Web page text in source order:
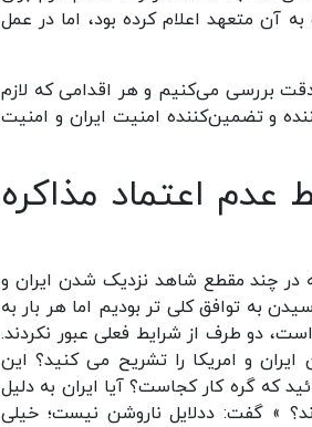
متعهد اعلام کرده بود، اما در عمل
دقت بررسی می‌کنیم و هر اقدامی که لازم
و تضمین‌کننده امنیت ایران و امنیت
اعتماد مذاکره
در چند مقطع شاهد نزدیک شدن ایران و
به توافق کلی تر بودیم اما هر بار به
دو طرف از شرایط فعلی عبور نکردند.
و امریکا را تشریح می کنید؟ این
که گره کار کجاست؟ آیا ایران به دلیل
» گفت: ددلایل ناروشن نیست؛ خیلی